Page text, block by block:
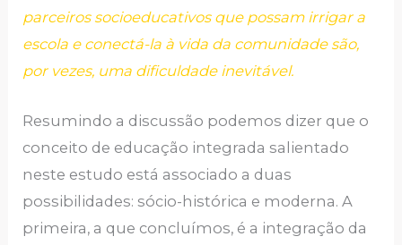
parceiros socioeducativos que possam irrigar a
escola e conectá-la à vida da comunidade são,
por vezes, uma dificuldade inevitável.
Resumindo a discussão podemos dizer que o
conceito de educação integrada salientado
neste estudo está associado a duas
possibilidades: sócio-histórica e moderna. A
primeira, a que concluímos, é a integração da